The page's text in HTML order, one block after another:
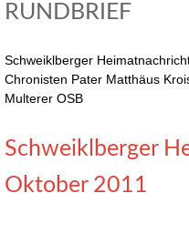
RUNDBRIEF
Schweiklberger
Chronisten Pater Matthäus
Multerer OSB
Schweiklberger
Oktober 2011